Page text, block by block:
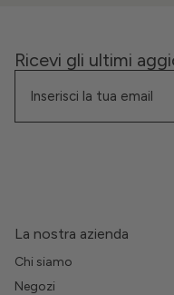
Ricevi gli ultimi
La nostra azienda
Chi siamo
Negozi